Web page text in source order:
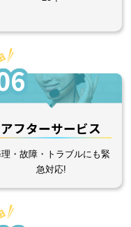
アフターサービス
・故障・トラブルにも緊
急対応!